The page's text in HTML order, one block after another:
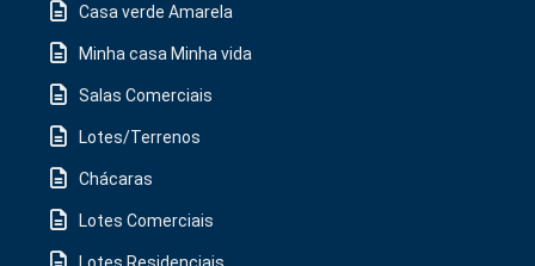
Casa verde Amarela
Minha casa Minha vida
Salas Comerciais
Lotes/Terrenos
Chácaras
Lotes Comerciais